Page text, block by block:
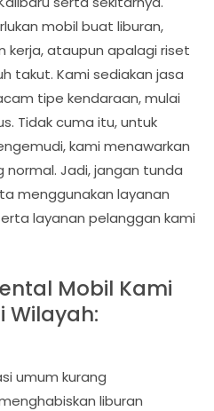
mobil buat liburan,
kerja, ataupun apalagi riset
takut. Kami sediakan jasa
tipe kendaraan, mulai
Tidak cuma itu, untuk
kami menawarkan
Jadi, jangan tunda
menggunakan layanan
layanan pelanggan kami
Mobil Kami
Wilayah:
umum kurang
liburan